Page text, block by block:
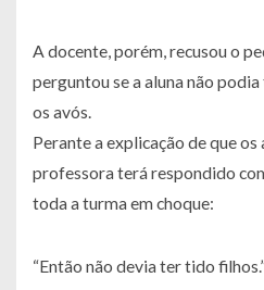
A docente, porém, recusou o
perguntou se a aluna não
os avós.
Perante a explicação de que
professora terá respondido
toda a turma em choque:
“Então não devia ter tido